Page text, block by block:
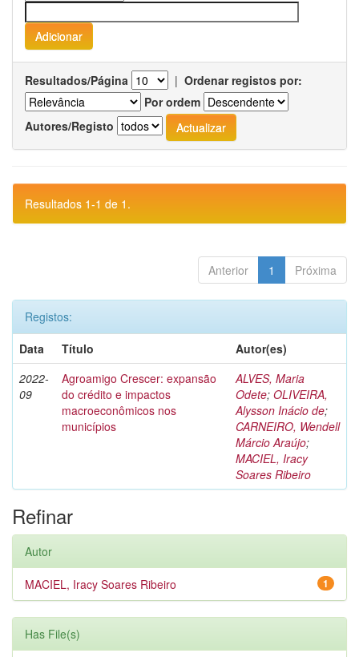
Resultados/Página | Ordenar registos por:
Por ordem
Autores/Registo
Resultados 1-1 de 1.
Anterior 1 Próxima
Registos:
Data
Título
Autor(es)
2022-
09
Agroamigo Crescer: expansão
do crédito e impactos
macroeconômicos nos
municípios
ALVES, Maria
Odete; OLIVEIRA,
Alysson Inácio de;
CARNEIRO, Wendell
Márcio Araújo;
MACIEL, Iracy
Soares Ribeiro
Refinar
Autor
1
MACIEL, Iracy Soares Ribeiro
Has File(s)